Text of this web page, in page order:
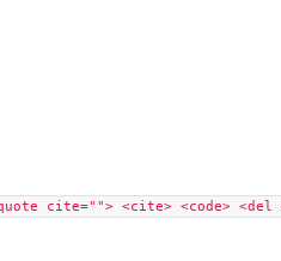
cite=""> <cite> <code> <del